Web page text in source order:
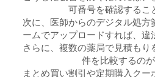
可番号を確認するこ
次に、医師からのデジタル処方
ームでアップロードすれば、違
さらに、複数の薬局で見積も
件を比較するのが
まとめ買い割引や定期購入ク